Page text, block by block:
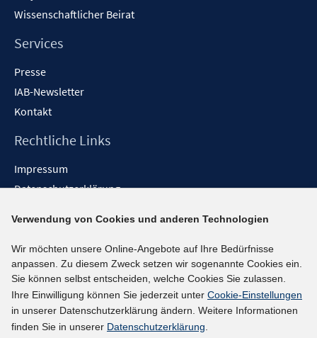
Wissenschaftlicher Beirat
Services
Presse
IAB-Newsletter
Kontakt
Rechtliche Links
Impressum
Datenschutzerklärung
Barrieren melden
Social-Media-Kanäle
BlueSky
YouTube
LinkedIn
Verwendung von Cookies und anderen Technologien
Wir möchten unsere Online-Angebote auf Ihre Bedürfnisse
anpassen. Zu diesem Zweck setzen wir sogenannte Cookies ein.
Sie können selbst entscheiden, welche Cookies Sie zulassen.
Ihre Einwilligung können Sie jederzeit unter Cookie-Einstellungen
in unserer Datenschutzerklärung ändern. Weitere Informationen
finden Sie in unserer Datenschutzerklärung.